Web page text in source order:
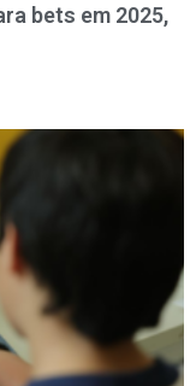
bets em 2025,